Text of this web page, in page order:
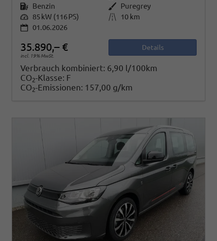
Kraftstoff Benzin Außenfarbe Puregrey
Leistung 85 kW (116 PS) Kilometerstand
10 km
01.06.2026
35.890,– €
incl. 19% MwSt.
Details
Verbrauch kombiniert: 6,90 l/100km
CO2-Klasse: F
CO2-Emissionen: 157,00 g/km